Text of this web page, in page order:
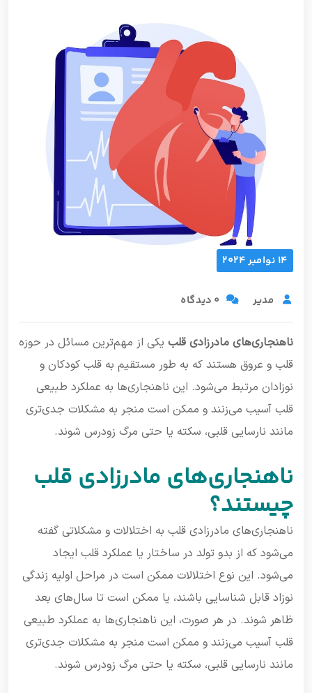
14 نوامبر 2024
مدیر 0 دیدگاه
ناهنجاری‌های مادرزادی قلب یکی از مهم‌ترین مسائل در حوزه
قلب و عروق هستند که به طور مستقیم به قلب کودکان و
نوزادان مرتبط می‌شود. این ناهنجاری‌ها به عملکرد طبیعی
قلب آسیب می‌زنند و ممکن است منجر به مشکلات جدی‌تری
مانند نارسایی قلبی، سکته یا حتی مرگ زودرس شوند.
ناهنجاری‌های مادرزادی قلب
چیستند؟
ناهنجاری‌های مادرزادی قلب به اختلالات و مشکلاتی گفته
می‌شود که از بدو تولد در ساختار یا عملکرد قلب ایجاد
می‌شود. این نوع اختلالات ممکن است در مراحل اولیه زندگی
نوزاد قابل شناسایی باشند، یا ممکن است تا سال‌های بعد
ظاهر شوند. در هر صورت، این ناهنجاری‌ها به عملکرد طبیعی
قلب آسیب می‌زنند و ممکن است منجر به مشکلات جدی‌تری
مانند نارسایی قلبی، سکته یا حتی مرگ زودرس شوند.